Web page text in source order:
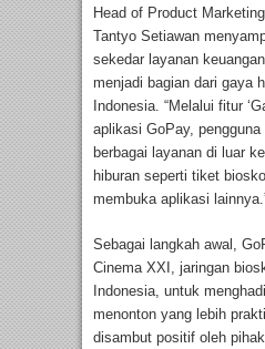
Head of Product
Tantyo Setiawan
sekedar layanan
menjadi bagian dari gaya
Indonesia. “Melalui fitur
aplikasi GoPay,
berbagai layanan di luar
hiburan seperti tiket
membuka aplikasi
Sebagai langkah awal,
Cinema XXI, jaringan
Indonesia, untuk
menonton yang lebih
disambut positif oleh